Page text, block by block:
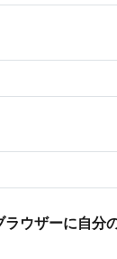
ウザーに自分